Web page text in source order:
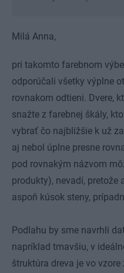
Milá Anna,
pri takomto farebnom
odporúčali všetky výplne
rovnakom odtieni. Dvere,
snažte z farebnej škály,
vybrať čo najbližšie k už
aj nebol úplne presne
pod rovnakým názvom
produkty), nevadí, pretože
aspoň kúsok steny,
Podlahu by sme navrhli
napríklad tmavšiu, v
štruktúra dreva je vo